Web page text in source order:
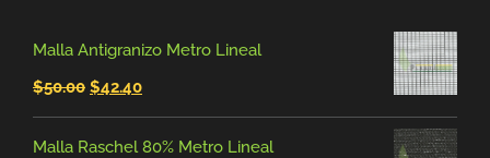
Malla Antigranizo Metro Lineal
$50.00 El
precio
$42.40El
precio
Malla Raschel 80% Metro Lineal